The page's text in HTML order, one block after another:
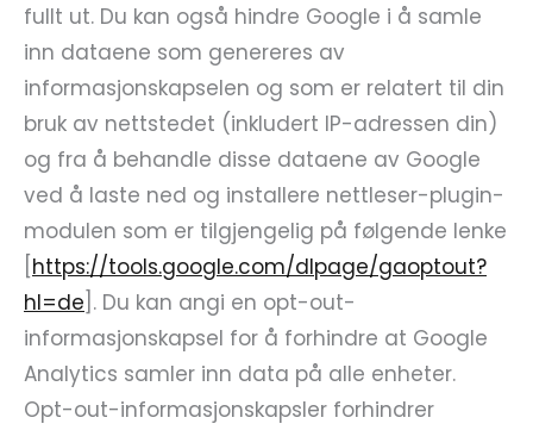
fullt ut. Du kan også hindre Google i å samle
inn dataene som genereres av
informasjonskapselen og som er relatert til din
bruk av nettstedet (inkludert IP-adressen din)
og fra å behandle disse dataene av Google
ved å laste ned og installere nettleser-plugin-
modulen som er tilgjengelig på følgende lenke
https://tools.google.com/dlpage/gaoptout?
hl=de ]. Du kan angi en opt-out-
informasjonskapsel for å forhindre at Google
Analytics samler inn data på alle enheter.
Opt-out-informasjonskapsler forhindrer